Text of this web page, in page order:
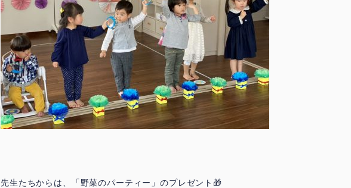
先生たちからは、「野菜のパーティー」のプレゼント🎁